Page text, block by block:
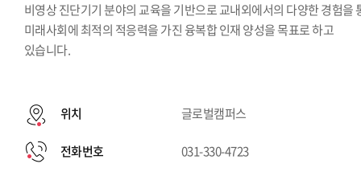
비영상 진단기기 분야의 교육을 기반으로 교내외에서의 다양한 경험을
미래사회에 최적의 적응력을 가진 융복합 인재 양성을 목표로 하고
있습니다.
위치 글로벌캠퍼스
전화번호 031-330-4723